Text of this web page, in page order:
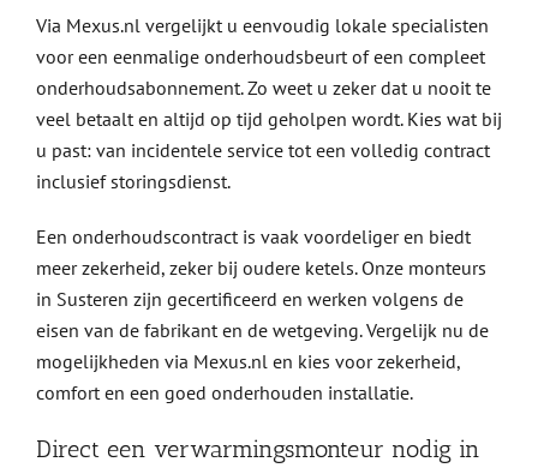
Via Mexus.nl vergelijkt u eenvoudig lokale specialisten
voor een eenmalige onderhoudsbeurt of een compleet
onderhoudsabonnement. Zo weet u zeker dat u nooit te
veel betaalt en altijd op tijd geholpen wordt. Kies wat bij
u past: van incidentele service tot een volledig contract
inclusief storingsdienst.
Een onderhoudscontract is vaak voordeliger en biedt
meer zekerheid, zeker bij oudere ketels. Onze monteurs
in Susteren zijn gecertificeerd en werken volgens de
eisen van de fabrikant en de wetgeving. Vergelijk nu de
mogelijkheden via Mexus.nl en kies voor zekerheid,
comfort en een goed onderhouden installatie.
Direct een verwarmingsmonteur nodig in